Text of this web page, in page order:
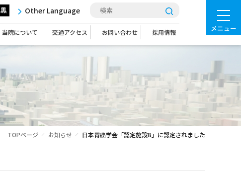
メニュー
黒 Other Language
当院について 交通アクセス お問い合わせ 採用情報
TOPページ お知らせ 日本胃癌学会「認定施設B」に認定されました